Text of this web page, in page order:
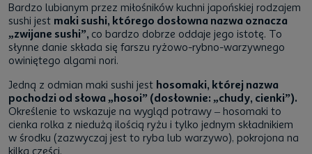
Bardzo lubianym przez miłośników kuchni japońskiej rodzajem
sushi jest maki sushi, którego dosłowna nazwa oznacza
„zwijane sushi”, co bardzo dobrze oddaje jego istotę. To
słynne danie składa się farszu ryżowo-rybno-warzywnego
owiniętego algami nori.
Jedną z odmian maki sushi jest hosomaki, której nazwa
pochodzi od słowa „hosoi” (dosłownie: „chudy, cienki”).
Określenie to wskazuje na wygląd potrawy – hosomaki to
cienka rolka z niedużą ilością ryżu i tylko jednym składnikiem
w środku (zazwyczaj jest to ryba lub warzywo), pokrojona na
kilka części.